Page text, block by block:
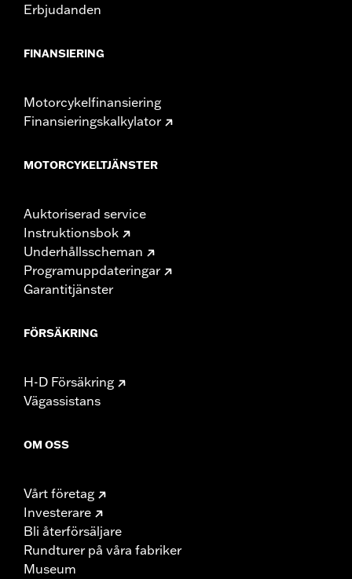
Erbjudanden
FINANSIERING
Motorcykelfinansiering
Finansieringskalkylator
MOTORCYKELTJÄNSTER
Auktoriserad service
Instruktionsbok
Underhållsscheman
Programuppdateringar
Garantitjänster
FÖRSÄKRING
H-D Försäkring
Vägassistans
OM OSS
Vårt företag
Investerare
Bli återförsäljare
Rundturer på våra fabriker
Museum